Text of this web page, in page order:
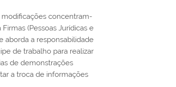
modificações concentram-
(Pessoas Jurídicas e
aborda a responsabilidade
de trabalho para realizar
de demonstrações
a troca de informações